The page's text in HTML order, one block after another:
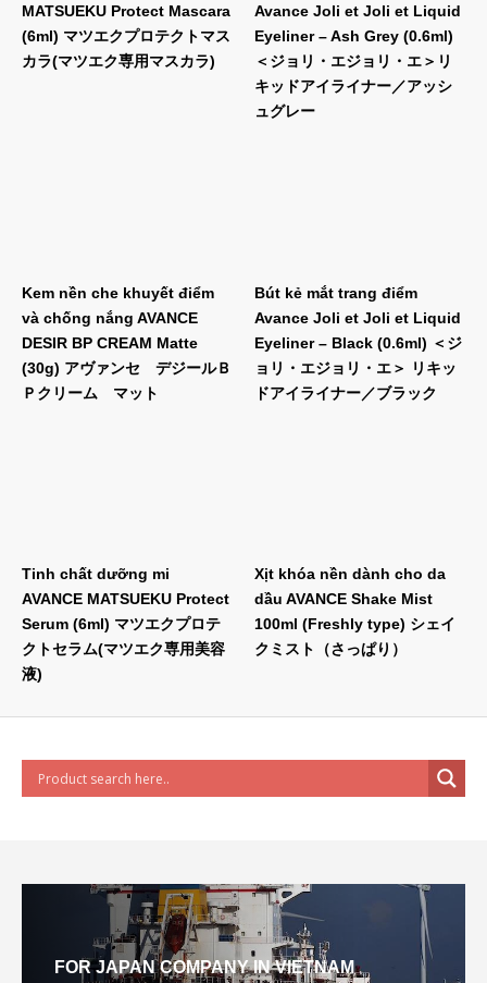
MATSUEKU Protect Mascara
(6ml) マツエクプロテクトマス
カラ(マツエク専用マスカラ)
Avance Joli et Joli et Liquid
Eyeliner – Ash Grey (0.6ml)
＜ジョリ・エジョリ・エ＞リ
キッドアイライナー／アッシ
ュグレー
Kem nền che khuyết điểm
và chống nắng AVANCE
DESIR BP CREAM Matte
(30g) アヴァンセ デジールＢ
Ｐクリーム マット
Bút kẻ mắt trang điểm
Avance Joli et Joli et Liquid
Eyeliner – Black (0.6ml) ＜ジ
ョリ・エジョリ・エ＞ リキッ
ドアイライナー／ブラック
Tinh chất dưỡng mi
AVANCE MATSUEKU Protect
Serum (6ml) マツエクプロテ
クトセラム(マツエク専用美容
液)
Xịt khóa nền dành cho da
dầu AVANCE Shake Mist
100ml (Freshly type) シェイ
クミスト（さっぱり）
FOR JAPAN COMPANY IN VIETNAM